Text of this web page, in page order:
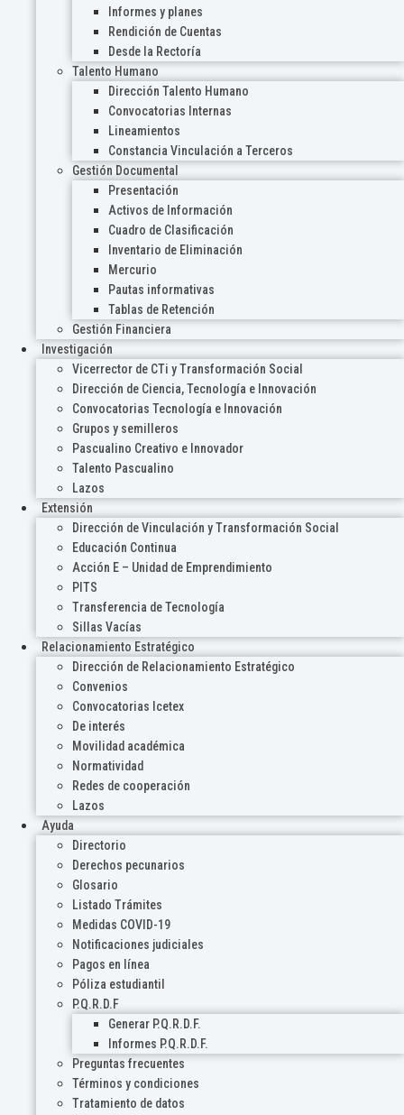
Informes y planes
Rendición de Cuentas
Desde la Rectoría
Talento Humano
Dirección Talento Humano
Convocatorias Internas
Lineamientos
Constancia Vinculación a Terceros
Gestión Documental
Presentación
Activos de Información
Cuadro de Clasificación
Inventario de Eliminación
Mercurio
Pautas informativas
Tablas de Retención
Gestión Financiera
Investigación
Vicerrector de CTi y Transformación Social
Dirección de Ciencia, Tecnología e Innovación
Convocatorias Tecnología e Innovación
Grupos y semilleros
Pascualino Creativo e Innovador
Talento Pascualino
Lazos
Extensión
Dirección de Vinculación y Transformación Social
Educación Continua
Acción E – Unidad de Emprendimiento
PITS
Transferencia de Tecnología
Sillas Vacías
Relacionamiento Estratégico
Dirección de Relacionamiento Estratégico
Convenios
Convocatorias Icetex
De interés
Movilidad académica
Normatividad
Redes de cooperación
Lazos
Ayuda
Directorio
Derechos pecunarios
Glosario
Listado Trámites
Medidas COVID-19
Notificaciones judiciales
Pagos en línea
Póliza estudiantil
P.Q.R.D.F
Generar P.Q.R.D.F.
Informes P.Q.R.D.F.
Preguntas frecuentes
Términos y condiciones
Tratamiento de datos